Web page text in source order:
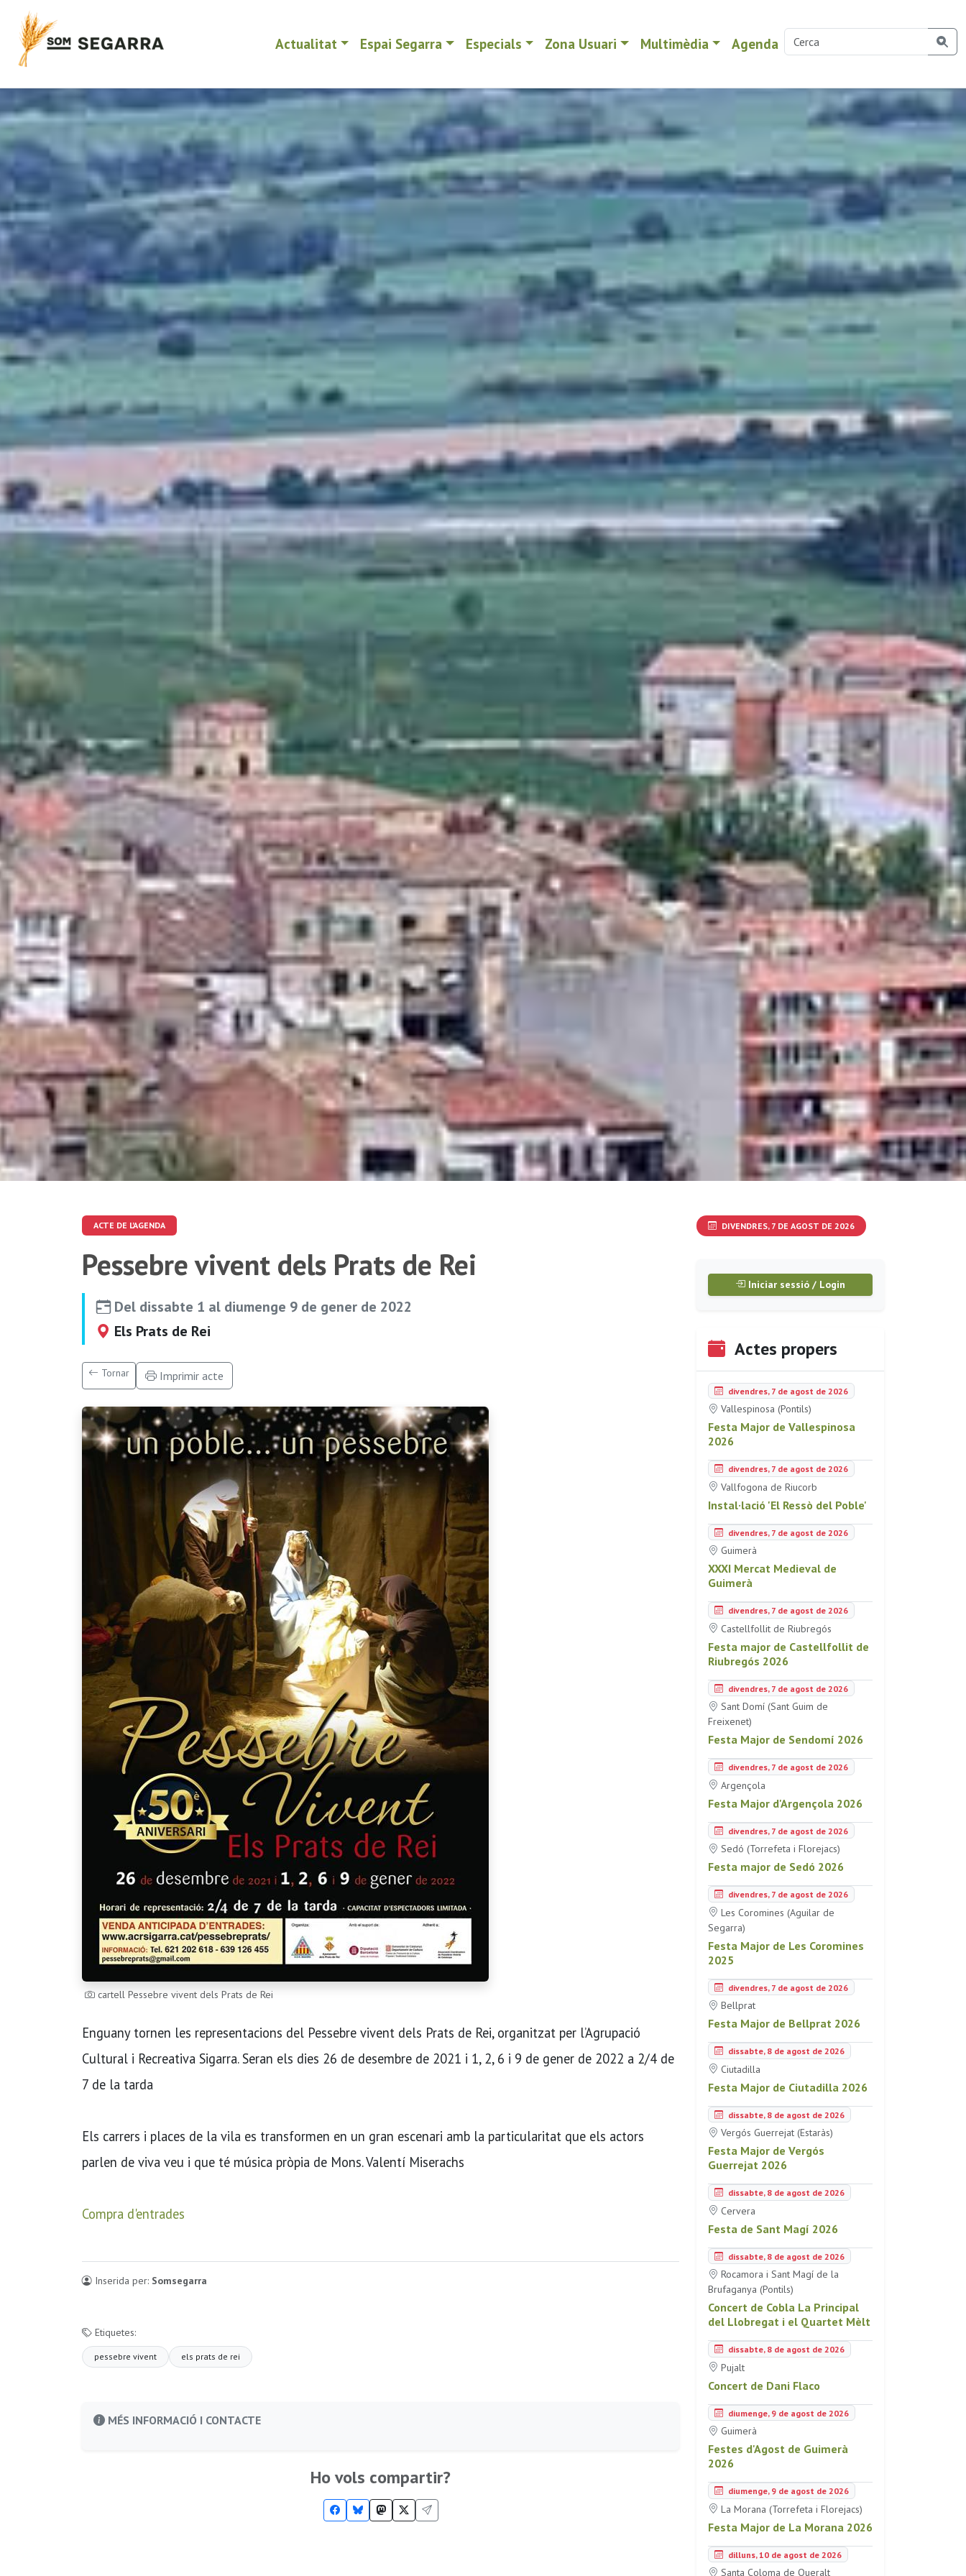
Actualitat Espai Segarra Especials Zona Usuari Multimèdia Agenda
ACTE DE L'AGENDA
Pessebre vivent dels Prats de Rei
Del dissabte 1 al diumenge 9 de gener de 2022
Els Prats de Rei
Tornar Imprimir acte
cartell Pessebre vivent dels Prats de Rei
Enguany tornen les representacions del Pessebre vivent dels Prats de Rei, organitzat per l’Agrupació
Cultural i Recreativa Sigarra. Seran els dies 26 de desembre de 2021 i 1, 2, 6 i 9 de gener de 2022 a 2/4 de
7 de la tarda
Els carrers i places de la vila es transformen en un gran escenari amb la particularitat que els actors
parlen de viva veu i que té música pròpia de Mons. Valentí Miserachs
Compra d'entrades
Inserida per: Somsegarra
Etiquetes:
pessebre vivent els prats de rei
MÉS INFORMACIÓ I CONTACTE
Ho vols compartir?
DIVENDRES, 7 DE AGOST DE 2026
Iniciar sessió / Login
Actes propers
divendres, 7 de agost de 2026
Vallespinosa (Pontils)
Festa Major de Vallespinosa
2026
divendres, 7 de agost de 2026
Vallfogona de Riucorb
Instal·lació 'El Ressò del Poble'
divendres, 7 de agost de 2026
Guimerà
XXXI Mercat Medieval de
Guimerà
divendres, 7 de agost de 2026
Castellfollit de Riubregós
Festa major de Castellfollit de
Riubregós 2026
divendres, 7 de agost de 2026
Sant Domí (Sant Guim de
Freixenet)
Festa Major de Sendomí 2026
divendres, 7 de agost de 2026
Argençola
Festa Major d'Argençola 2026
divendres, 7 de agost de 2026
Sedó (Torrefeta i Florejacs)
Festa major de Sedó 2026
divendres, 7 de agost de 2026
Les Coromines (Aguilar de
Segarra)
Festa Major de Les Coromines
2025
divendres, 7 de agost de 2026
Bellprat
Festa Major de Bellprat 2026
dissabte, 8 de agost de 2026
Ciutadilla
Festa Major de Ciutadilla 2026
dissabte, 8 de agost de 2026
Vergós Guerrejat (Estaràs)
Festa Major de Vergós
Guerrejat 2026
dissabte, 8 de agost de 2026
Cervera
Festa de Sant Magí 2026
dissabte, 8 de agost de 2026
Rocamora i Sant Magí de la
Brufaganya (Pontils)
Concert de Cobla La Principal
del Llobregat i el Quartet Mèlt
dissabte, 8 de agost de 2026
Pujalt
Concert de Dani Flaco
diumenge, 9 de agost de 2026
Guimerà
Festes d'Agost de Guimerà
2026
diumenge, 9 de agost de 2026
La Morana (Torrefeta i Florejacs)
Festa Major de La Morana 2026
dilluns, 10 de agost de 2026
Santa Coloma de Queralt